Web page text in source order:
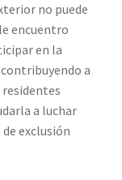
no puede
encuentro
en la
contribuyendo a
a luchar
exclusión